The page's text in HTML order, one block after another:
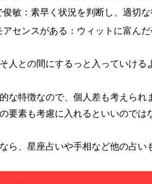
俊敏：素早く状況を判断し、適切
アセンスがある：ウィットに富ん
人との間にするっと入っていける
な特徴なので、個人差も考えら
要素も考慮に入れるといいのでは
ら、星座占いや手相など他の占い